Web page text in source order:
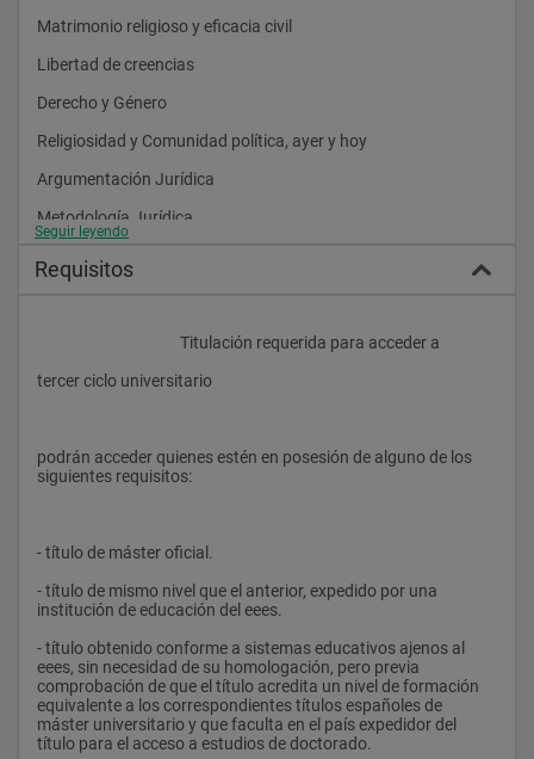
Matrimonio religioso y eficacia civil
Libertad de creencias
Derecho y Género
Religiosidad y Comunidad política, ayer y hoy
Argumentación Jurídica
Metodología Jurídica
Teoría y Filosofía del Derecho
Sociedad de la Información y Derecho Internacional Privado
(Internet y Derecho Internacional Privado)
en la era de la globalización
Mercados financieros internacionales
Derecho Procesal Civil
Derecho Procesal Penal
Contratas y subcontratas y relaciones laborales
Aspectos laborales del concurso de acreedores
Relación especial de trabajo de los artistas en espectáculos
públicos
Seguir leyendo
Requisitos
					Titulación requerida para acceder a
tercer ciclo universitario
podrán acceder quienes estén en posesión de alguno de los
siguientes requisitos:
- título de máster oficial.
- título de mismo nivel que el anterior, expedido por una
institución de educación del eees.
- título obtenido conforme a sistemas educativos ajenos al
eees, sin necesidad de su homologación, pero previa
comprobación de que el título acredita un nivel de formación
equivalente a los correspondientes títulos españoles de
máster universitario y que faculta en el país expedidor del
título para el acceso a estudios de doctorado.